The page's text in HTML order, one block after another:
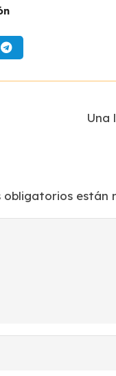
Una
obligatorios están